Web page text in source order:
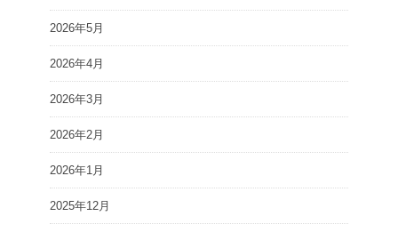
2026年5月
2026年4月
2026年3月
2026年2月
2026年1月
2025年12月